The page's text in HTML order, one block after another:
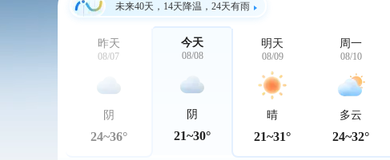
未来40天，14天降温，24天有雨
昨天
08/07
阴
24~36°
今天
08/08
阴
21~30°
明天
08/09
晴
21~31°
周一
08/10
多云
24~32°